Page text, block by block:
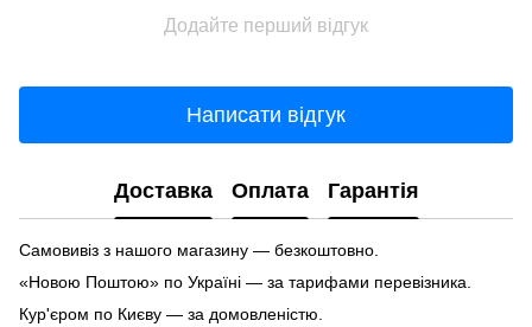
Додайте перший відгук
Написати відгук
Доставка Оплата Гарантія
Самовивіз з нашого магазину — безкоштовно.
«Новою Поштою» по Україні — за тарифами перевізника.
Кур'єром по Києву — за домовленістю.